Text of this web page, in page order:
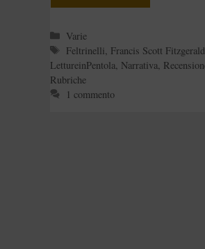
Categorie
Varie
Tag
Feltrinelli Francis Scott Fitzgerald
LettureinPentola Narrativa
Rubriche
1 commento